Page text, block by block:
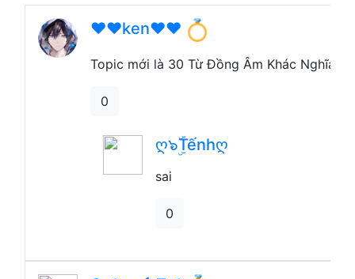
❤️❤️ken❤️❤️
Topic mới là 30 Từ Đồng Âm Khác Nghĩa
0
ღ๖ۣۜTếnhღ
sai
0